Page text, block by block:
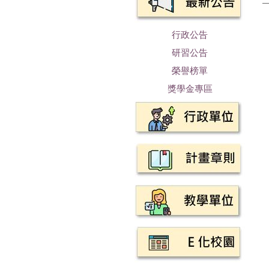
行政公告
研習公告
榮譽榜單
獎學金專區